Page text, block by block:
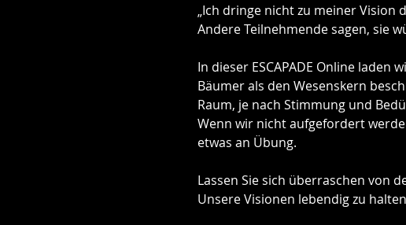
„Ich dringe nicht zu meiner
Andere Teilnehmende sagen, sie
In dieser ESCAPADE Online laden
Bäumer als den Wesenskern
Raum, je nach Stimmung und
Wenn wir nicht aufgefordert
etwas an Übung.
Lassen Sie sich überraschen von
Unsere Visionen lebendig zu